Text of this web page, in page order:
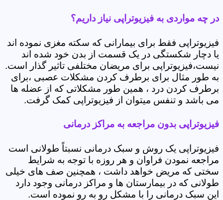
در چه مواردی به فیزیوتراپی نیاز داریم؟
فیزیوتراپی فقط برای بیمارانی که سکته مغزی نموده اند
یا دچار شکستگی در یک قسمت از بدن خود شده اند
نیست،فیزیوتراپی برای مریضان مختلفی تاثیر گذار است.
به طور مثال برای برطرف کردن مشکلات عصبی ،برای
برطرف کردن درد ، همین طور مشکلاتی که از عضله ها
می باشد و تنفس میتوان از فیزیوتراپی کمک گرفت.
فیزیوتراپی بدون مراجعه به مراکز درمانی
فیزیوتراپی یک روش و سبک درمانی نسبتاً طولانی است
مراجعه نمودن فراوان و هر روزه با توجه به شرایط
سختی که مریض خواهد داشت ، همچنین صف های خیلی
طولانی که در بیمارستان ها و مراکز درمانی وجود دارد
این سبک درمانی را با مشکل رو به رو نموده است.